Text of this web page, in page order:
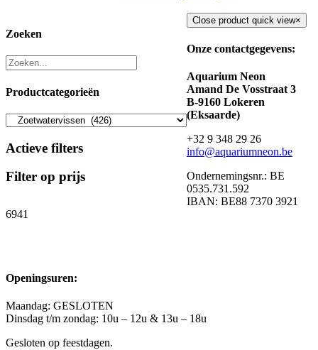
Zoeken
Productcategorieën
Actieve filters
Filter op prijs
Close product quick view×
Onze contactgegevens:
Aquarium Neon
Amand De Vosstraat 3
B-9160 Lokeren
(Eksaarde)
+32 9 348 29 26
info@aquariumneon.be
Ondernemingsnr.: BE
0535.731.592
IBAN: BE88 7370 3921
6941
Openingsuren:
Maandag: GESLOTEN
Dinsdag t/m zondag: 10u – 12u & 13u – 18u
Gesloten op feestdagen.